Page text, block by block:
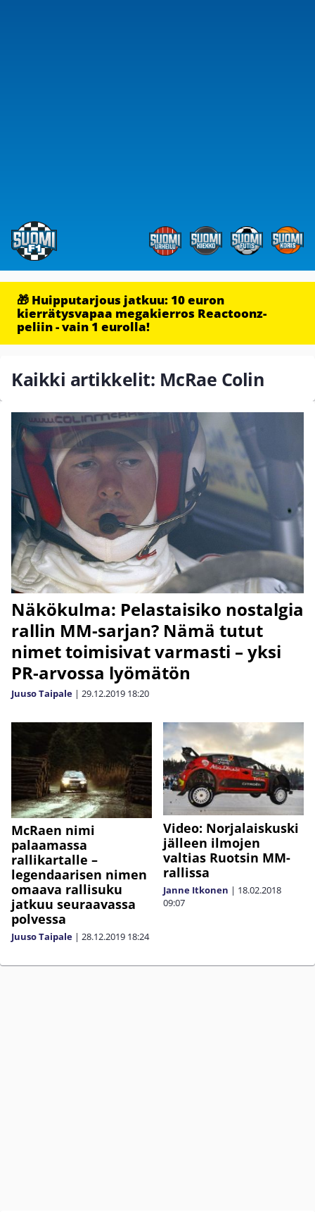
🎁 Huipputarjous jatkuu: 10 euron
kierrätysvapaa megakierros Reactoonz-
peliin - vain 1 eurolla!
Kaikki artikkelit: McRae Colin
Näkökulma: Pelastaisiko nostalgia
rallin MM-sarjan? Nämä tutut
nimet toimisivat varmasti – yksi
PR-arvossa lyömätön
Juuso Taipale | 29.12.2019 18:20
McRaen nimi
palaamassa
rallikartalle –
legendaarisen nimen
omaava rallisuku
jatkuu seuraavassa
polvessa
Juuso Taipale | 28.12.2019 18:24
Video: Norjalaiskuski
jälleen ilmojen
valtias Ruotsin MM-
rallissa
Janne Itkonen | 18.02.2018
09:07